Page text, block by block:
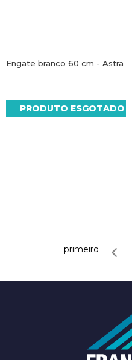
Engate branco 60 cm - Astra
PRODUTO ESGOTADO
primeiro